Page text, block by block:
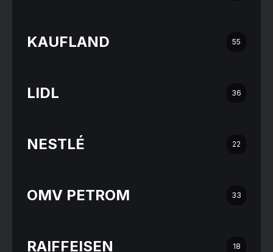
KAUFLAND 55
LIDL 36
NESTLÉ 22
OMV PETROM 33
RAIFFEISEN 18